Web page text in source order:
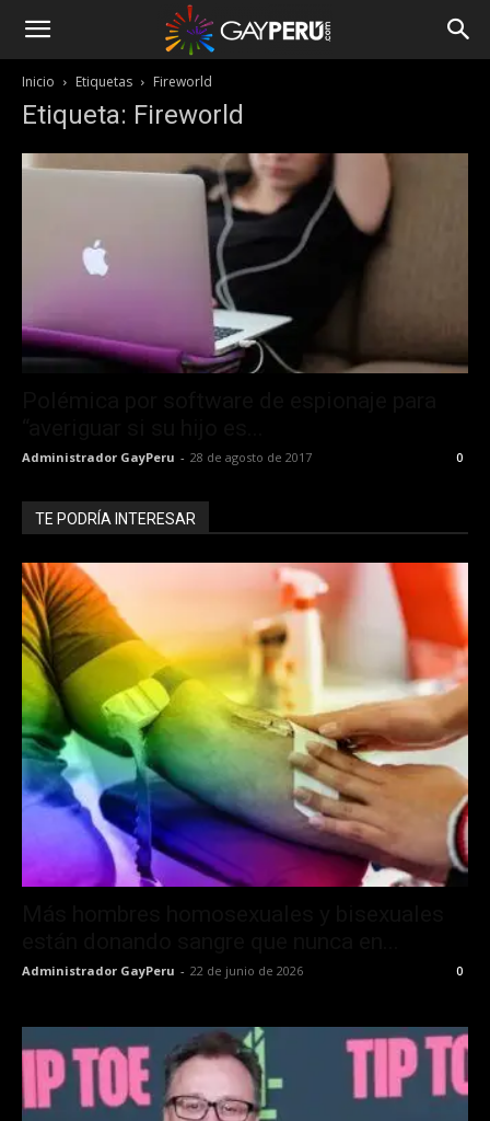
Inicio Etiquetas Fireworld
Etiqueta: Fireworld
Administrador GayPeru - 28 de agosto de 2017 0
TE PODRÍA INTERESAR
Administrador GayPeru - 22 de junio de 2026 0